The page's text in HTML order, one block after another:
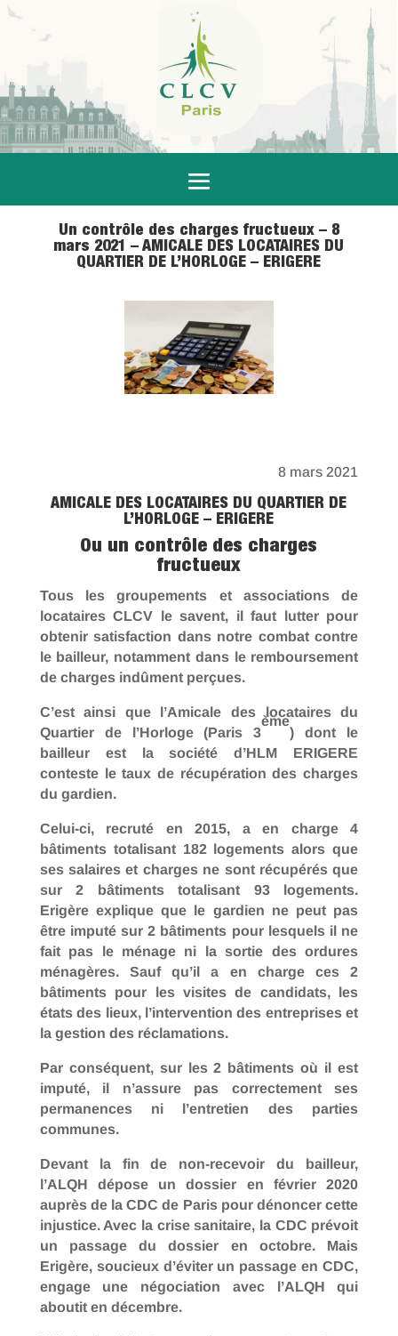
Un contrôle des charges fructueux – 8
mars 2021 – AMICALE DES LOCATAIRES DU
QUARTIER DE L’HORLOGE – ERIGERE
8 mars 2021
AMICALE DES LOCATAIRES DU QUARTIER DE
L’HORLOGE – ERIGERE
Ou un contrôle des charges
fructueux
Tous les groupements et associations de
locataires CLCV le savent, il faut lutter pour
obtenir satisfaction dans notre combat contre
le bailleur, notamment dans le remboursement
de charges indûment perçues.
C’est ainsi que l’Amicale des locataires du
Quartier de l’Horloge (Paris 3
ème
) dont le
bailleur est la société d’HLM ERIGERE
conteste le taux de récupération des charges
du gardien.
Celui-ci, recruté en 2015, a en charge 4
bâtiments totalisant 182 logements alors que
ses salaires et charges ne sont récupérés que
sur 2 bâtiments totalisant 93 logements.
Erigère explique que le gardien ne peut pas
être imputé sur 2 bâtiments pour lesquels il ne
fait pas le ménage ni la sortie des ordures
ménagères. Sauf qu’il a en charge ces 2
bâtiments pour les visites de candidats, les
états des lieux, l’intervention des entreprises et
la gestion des réclamations.
Par conséquent, sur les 2 bâtiments où il est
imputé, il n’assure pas correctement ses
permanences ni l’entretien des parties
communes.
Devant la fin de non-recevoir du bailleur,
l’ALQH dépose un dossier en février 2020
auprès de la CDC de Paris pour dénoncer cette
injustice. Avec la crise sanitaire, la CDC prévoit
un passage du dossier en octobre. Mais
Erigère, soucieux d’éviter un passage en CDC,
engage une négociation avec l’ALQH qui
aboutit en décembre.